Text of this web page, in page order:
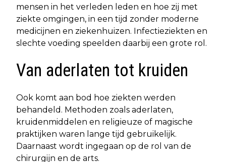
mensen in het verleden leden en hoe zij met
ziekte omgingen, in een tijd zonder moderne
medicijnen en ziekenhuizen. Infectieziekten en
slechte voeding speelden daarbij een grote rol.
Van aderlaten tot kruiden
Ook komt aan bod hoe ziekten werden
behandeld. Methoden zoals aderlaten,
kruidenmiddelen en religieuze of magische
praktijken waren lange tijd gebruikelijk.
Daarnaast wordt ingegaan op de rol van de
chirurgijn en de arts.